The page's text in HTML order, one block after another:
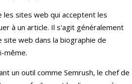
les sites web qui acceptent les
à un article. Il s'agit généralement
site web dans la biographie de
même.
un outil comme Semrush, le chef de